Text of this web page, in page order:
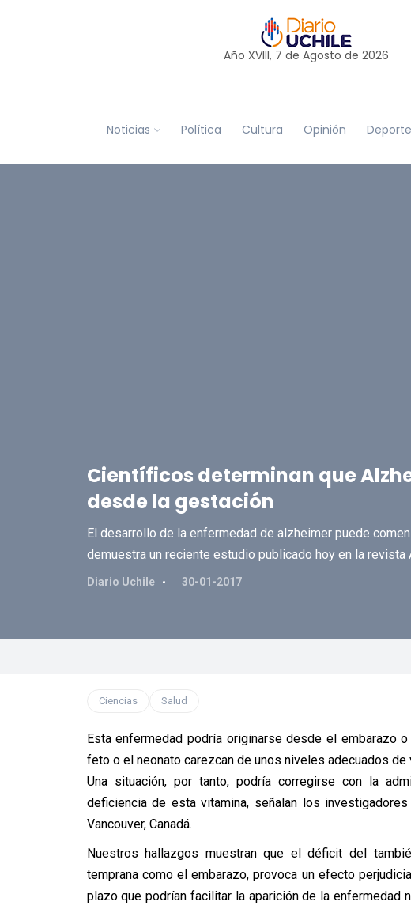
Año XVIII, 7 de Agosto de 2026
Noticias Política Cultura Opinión
Científicos determinan que
desde la gestación
El desarrollo de la enfermedad de alzheimer puede
demuestra un reciente estudio publicado hoy en la revista
Diario Uchile 30-01-2017
Ciencias Salud
Esta enfermedad podría originarse desde el embarazo
feto o el neonato carezcan de unos niveles adecuados de
Una situación, por tanto, podría corregirse con la
deficiencia de esta vitamina, señalan los
Vancouver, Canadá.
Nuestros hallazgos muestran que el déficit del
temprana como el embarazo, provoca un efecto
plazo que podrían facilitar la aparición de la enfermedad